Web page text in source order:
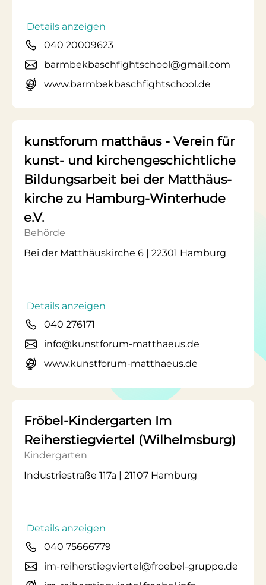
Details anzeigen
040 20009623
barmbekbaschfightschool@gmail.com
www.barmbekbaschfightschool.de
kunstforum matthäus - Verein für
kunst- und kirchengeschichtliche
Bildungsarbeit bei der Matthäus-
kirche zu Hamburg-Winterhude
e.V.
Behörde
Bei der Matthäuskirche 6 | 22301 Hamburg
Details anzeigen
040 276171
info@kunstforum-matthaeus.de
www.kunstforum-matthaeus.de
Fröbel-Kindergarten Im
Reiherstiegviertel (Wilhelmsburg)
Kindergarten
Industriestraße 117a | 21107 Hamburg
Details anzeigen
040 75666779
im-reiherstiegviertel@froebel-gruppe.de